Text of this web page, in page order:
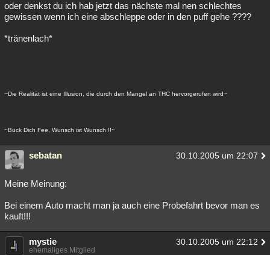
oder denkst du ich hab jetzt das nächste mal nen schlechtes
gewissen wenn ich eine abschleppe oder in den puff gehe ????
*tränenlach*
~Die Realität ist eine Illusion, die durch den Mangel an THC hervorgerufen wird~
~Bück Dich Fee, Wunsch ist Wunsch !!~
sebatan 30.10.2005 um 22:07
Meine Meinung:
Bei einem Auto macht man ja auch eine Probefahrt bevor man es
kauft!!!
mystie 30.10.2005 um 22:12
ehemaliges Mitglied